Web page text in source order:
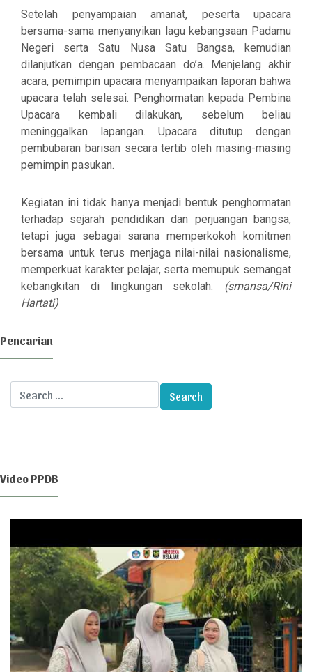
Setelah penyampaian amanat, peserta upacara
bersama-sama menyanyikan lagu kebangsaan Padamu
Negeri sertaSatu Nusa Satu Bangsa, kemudian
dilanjutkan dengan pembacaan do’a. Menjelang akhir
acara, pemimpin upacara menyampaikan laporan bahwa
upacara telah selesai. Penghormatan kepada Pembina
Upacara kembali dilakukan, sebelum beliau
meninggalkan lapangan. Upacara ditutup dengan
pembubaran barisan secara tertib oleh masing-masing
pemimpin pasukan.
Kegiatan ini tidak hanya menjadi bentuk penghormatan
terhadap sejarah pendidikan dan perjuangan bangsa,
tetapi juga sebagai sarana memperkokoh komitmen
bersama untuk terus menjaga nilai-nilai nasionalisme,
memperkuat karakter pelajar, serta memupuk semangat
kebangkitan di lingkungan sekolah. (smansa/Rini
Hartati)
Pencarian
Video PPDB